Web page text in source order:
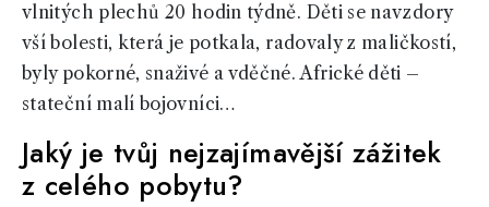
vlnitých plechů 20 hodin týdně. Děti se navzdory
vší bolesti, která je potkala, radovaly z maličkostí,
byly pokorné, snaživé a vděčné. Africké děti –
stateční malí bojovníci…
Jaký je tvůj nejzajímavější zážitek
z celého pobytu?